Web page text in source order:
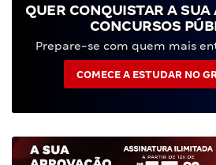
QUER CONQUISTAR A SUA
CONCURSOS
Prepare-se com quem mais
COMECE A ESTUDAR NO